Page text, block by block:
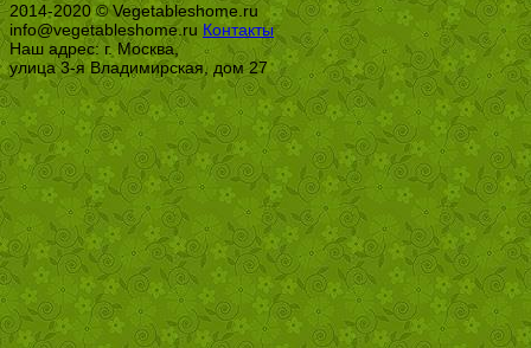
2014-2020 © Vegetableshome.ru
info@vegetableshome.ru Контакты
Наш адрес: г. Москва,
улица 3-я Владимирская, дом 27